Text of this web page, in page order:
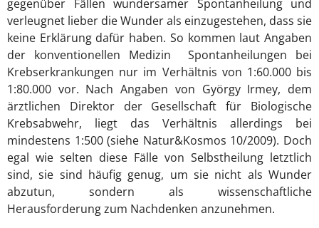
gegenüber Fällen wundersamer Spontanheilung und
verleugnet lieber die Wunder als einzugestehen, dass sie
keine Erklärung dafür haben. So kommen laut Angaben
der konventionellen Medizin Spontanheilungen bei
Krebserkrankungen nur im Verhältnis von 1:60.000 bis
1:80.000 vor. Nach Angaben von György Irmey, dem
ärztlichen Direktor der Gesellschaft für Biologische
Krebsabwehr, liegt das Verhältnis allerdings bei
mindestens 1:500 (siehe Natur&Kosmos 10/2009). Doch
egal wie selten diese Fälle von Selbstheilung letztlich
sind, sie sind häufig genug, um sie nicht als Wunder
abzutun, sondern als wissenschaftliche
Herausforderung zum Nachdenken anzunehmen.